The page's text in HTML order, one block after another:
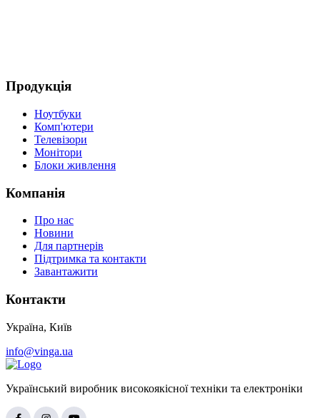
Продукція
Ноутбуки
Комп'ютери
Телевізори
Монітори
Блоки живлення
Компанія
Про нас
Новини
Для партнерів
Підтримка та контакти
Завантажити
Контакти
Україна, Київ
info@vinga.ua
Український виробник високоякісної техніки та електроніки